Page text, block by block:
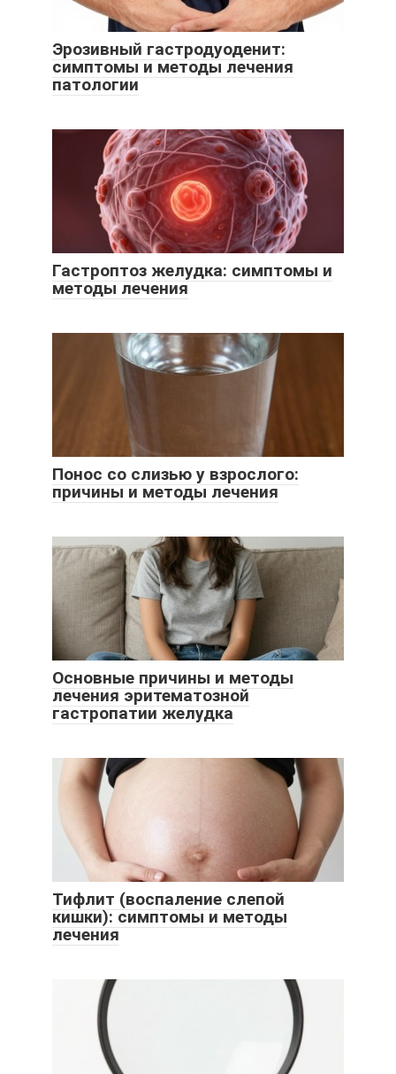
Эрозивный гастродуоденит:
симптомы и методы лечения
патологии
Гастроптоз желудка: симптомы и
методы лечения
Понос со слизью у взрослого:
причины и методы лечения
Основные причины и методы
лечения эритематозной
гастропатии желудка
Тифлит (воспаление слепой
кишки): симптомы и методы
лечения